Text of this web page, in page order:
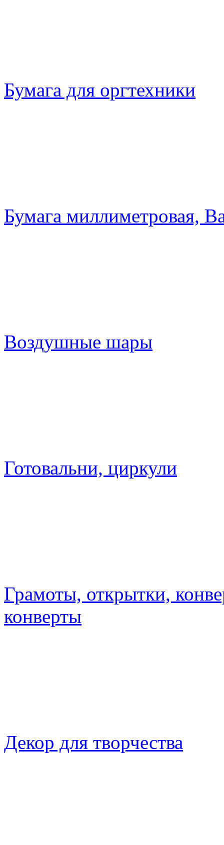
Бумага для оргтехники
Бумага миллиметровая,
Воздушные шары
Готовальни, циркули
Грамоты, открытки,
конверты
Декор для творчества